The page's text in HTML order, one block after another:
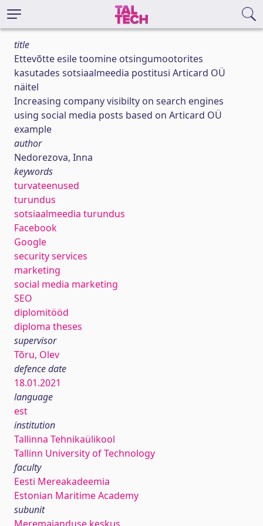
title
Ettevõtte esile toomine otsingumootorites
kasutades sotsiaalmeedia postitusi Articard OÜ
näitel
Increasing company visibilty on search engines
using social media posts based on Articard OÜ
example
author
Nedorezova, Inna
keywords
turvateenused
turundus
sotsiaalmeedia turundus
Facebook
Google
security services
marketing
social media marketing
SEO
diplomitööd
diploma theses
supervisor
Tõru, Olev
defence date
18.01.2021
language
est
institution
Tallinna Tehnikaülikool
Tallinn University of Technology
faculty
Eesti Mereakadeemia
Estonian Maritime Academy
subunit